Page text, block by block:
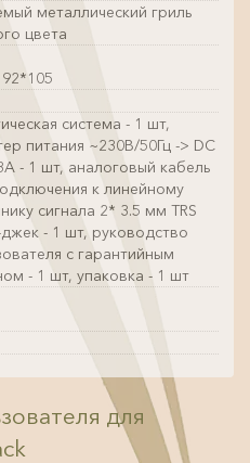
металлический гриль
цвета
система - 1 шт,
питания ~230В/50Гц -> DC
- 1 шт, аналоговый кабель
к линейному
сигнала 2* 3.5 мм TRS
- 1 шт, руководство
с гарантийным
- 1 шт, упаковка - 1 шт
для